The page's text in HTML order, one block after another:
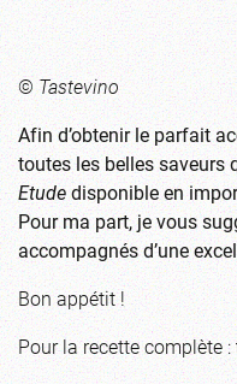
©Tastevino
Afin d’obtenir le parfait
toutes les belles saveurs
Etudedisponible en
Pour ma part, je vous
accompagnés d’une
Bon appétit !
Pour la recette complète :